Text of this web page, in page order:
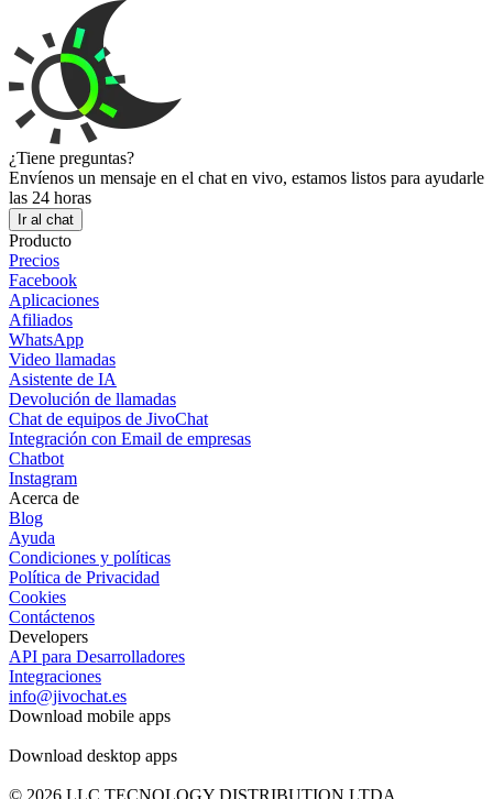
¿Tiene preguntas?
Envíenos un mensaje en el chat en vivo, estamos listos para ayudarle
las 24 horas
Ir al chat
Producto
Precios
Facebook
Aplicaciones
Afiliados
WhatsApp
Video llamadas
Asistente de IA
Devolución de llamadas
Chat de equipos de JivoChat
Integración con Email de empresas
Chatbot
Instagram
Acerca de
Blog
Ayuda
Condiciones y políticas
Política de Privacidad
Cookies
Contáctenos
Developers
API para Desarrolladores
Integraciones
info@jivochat.es
Download mobile apps
Download desktop apps
© 2026 LLC TECNOLOGY DISTRIBUTION LTDA